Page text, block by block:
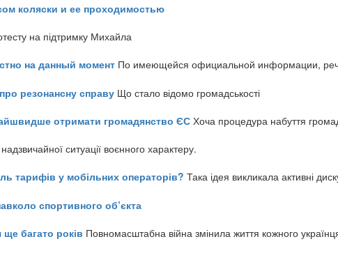
коляски и ее проходимостью
на підтримку Михайла
на данный момент По имеющейся официальной информации,
резонансну справу Що стало відомо громадськості
отримати громадянство ЄС Хоча процедура набуття
ситуації воєнного характеру.
тарифів у мобільних операторів? Така ідея викликала активні
спортивного об’єкта
ще багато років Повномасштабна війна змінила життя кожного